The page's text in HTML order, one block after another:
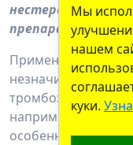
нестероидных
препаратов (НПВП)
Применение
незначительным
тромбоза
например,
особенно при
Мы
нашем
куки.